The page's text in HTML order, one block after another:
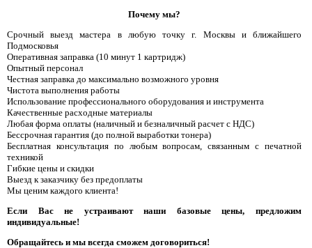
Почему мы?
Срочный выезд мастера в любую точку г. Москвы и ближайшего
Подмосковья
Оперативная заправка (10 минут 1 картридж)
Опытный персонал
Честная заправка до максимально возможного уровня
Чистота выполнения работы
Использование профессионального оборудования и инструмента
Качественные расходные материалы
Любая форма оплаты (наличный и безналичный расчет с НДС)
Бессрочная гарантия (до полной выработки тонера)
Бесплатная консультация по любым вопросам, связанным с печатной
техникой
Гибкие цены и скидки
Выезд к заказчику без предоплаты
Мы ценим каждого клиента!
Если Вас не устраивают наши базовые цены, предложим
индивидуальные!
Обращайтесь и мы всегда сможем договориться!